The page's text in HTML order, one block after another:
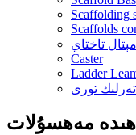
Scaffolding
Scaffolds
مېتال تاختاي
Caster
Ladder
تورى
مەھسۇلات